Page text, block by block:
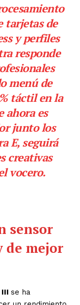
tarjetas de
y perfiles
responde
menú de
táctil en la
ahora es
junto los
E, seguirá
creativas
vocero.
sensor
de mejor
III se ha